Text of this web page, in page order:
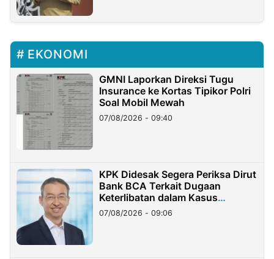
EKONOMI
GMNI Laporkan Direksi Tugu
Insurance ke Kortas Tipikor Polri
Soal Mobil Mewah
07/08/2026 - 09:40
KPK Didesak Segera Periksa Dirut
Bank BCA Terkait Dugaan
Keterlibatan dalam Kasus
Hilangnya Dana Nasabah Rp2,58
Miliar
07/08/2026 - 09:06